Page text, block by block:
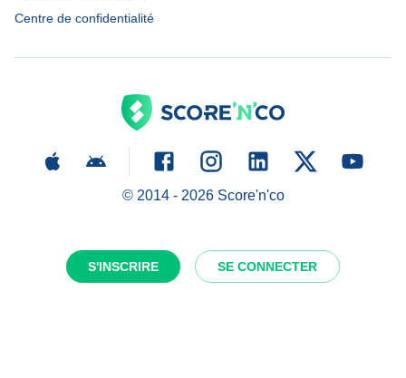
S'INSCRIRE SE CONNECTER
Centre de confidentialité
© 2014 - 2026Score'n'co